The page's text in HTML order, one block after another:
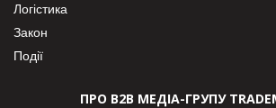
Логістика
Закон
Події
ПРО В2В МЕДІА-ГРУПУ